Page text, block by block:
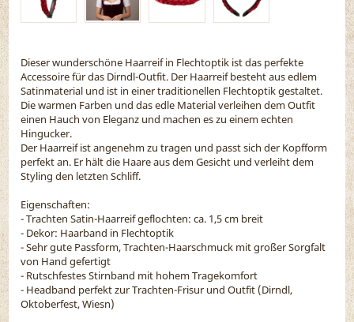
Dieser wunderschöne Haarreif in Flechtoptik ist das perfekte
Accessoire für das Dirndl-Outfit. Der Haarreif besteht aus edlem
Satinmaterial und ist in einer traditionellen Flechtoptik gestaltet.
Die warmen Farben und das edle Material verleihen dem Outfit
einen Hauch von Eleganz und machen es zu einem echten
Hingucker.
Der Haarreif ist angenehm zu tragen und passt sich der Kopfform
perfekt an. Er hält die Haare aus dem Gesicht und verleiht dem
Styling den letzten Schliff.
Eigenschaften:
- Trachten Satin-Haarreif geflochten: ca. 1,5 cm breit
- Dekor: Haarband in Flechtoptik
- Sehr gute Passform, Trachten-Haarschmuck mit großer Sorgfalt
von Hand gefertigt
- Rutschfestes Stirnband mit hohem Tragekomfort
- Headband perfekt zur Trachten-Frisur und Outfit (Dirndl,
Oktoberfest, Wiesn)